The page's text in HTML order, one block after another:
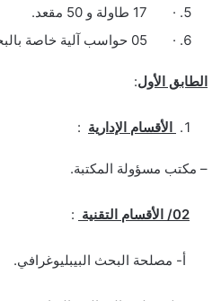
· 17 طاولة و 50 مقعد.
· 05 حواسب آلية خاصة بالبحث البيبليوغرافي.
الطابق الأول:
الأقسام الإدارية :
– مكتب مسؤولة المكتبة.
02/ الأقسام التقنية :
أ- مصلحة البحث البيبليوغرافي.